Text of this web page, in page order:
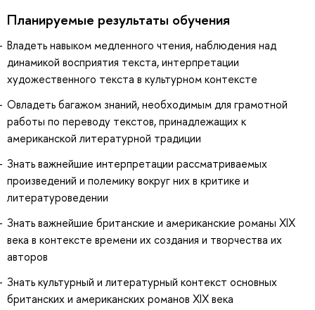
Планируемые результаты обучения
Владеть навыком медленного чтения, наблюдения над
динамикой восприятия текста, интерпретации
художественного текста в культурном контексте
Овладеть багажом знаний, необходимым для грамотной
работы по переводу текстов, принадлежащих к
американской литературной традиции
Знать важнейшие интерпретации рассматриваемых
произведений и полемику вокруг них в критике и
литературоведении
Знать важнейшие британские и американские романы XIX
века в контексте времени их создания и творчества их
авторов
Знать культурный и литературный контекст основных
британских и американских романов XIX века